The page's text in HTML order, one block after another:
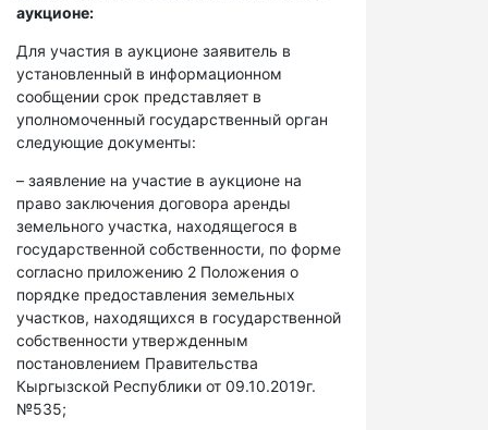
аукционе:
Для участия в аукционе заявитель в
установленный в информационном
сообщении срок представляет в
уполномоченный государственный орган
следующие документы:
– заявление на участие в аукционе на
право заключения договора аренды
земельного участка, находящегося в
государственной собственности, по форме
согласно приложению 2 Положения о
порядке предоставления земельных
участков, находящихся в государственной
собственности утвержденным
постановлением Правительства
Кыргызской Республики от 09.10.2019г.
№535;